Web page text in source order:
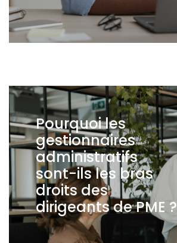
Pourquoi les
gestionnaires
administratifs
sont-ils les bras
droits des
dirigeants de PME ?